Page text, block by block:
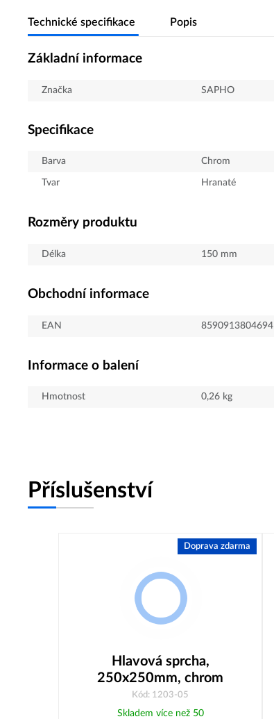
Technické specifikace Popis
Základní informace
Značka SAPHO
Specifikace
Barva Chrom
Tvar Hranaté
Rozměry produktu
Délka 150 mm
Obchodní informace
EAN 8590913804694
Informace o balení
Hmotnost 0,26 kg
Příslušenství
Doprava zdarma
Hlavová sprcha,
250x250mm, chrom
Kód: 1203-05
Skladem více než 50